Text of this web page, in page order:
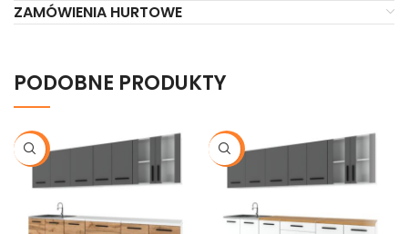
ZAMÓWIENIA HURTOWE
PODOBNE PRODUKTY
-20% -20%